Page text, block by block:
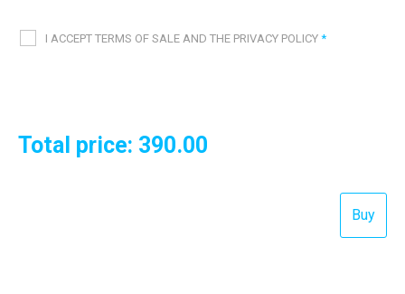
I ACCEPT TERMS OF SALE AND THE PRIVACY POLICY *
Total price: 390.00